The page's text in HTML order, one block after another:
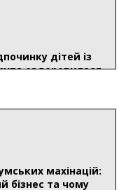
дітей із
оздоровилася
грн
махінацій:
бізнес та чому